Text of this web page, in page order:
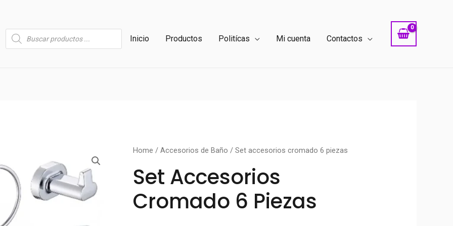
Búsqueda
de
productos
Inicio Productos Politícas Mi cuenta Contactos
Home /Accesorios de Baño / Set accesorios cromado 6 piezas
Set Accesorios
Cromado 6 Piezas
Set
cromado
6
piezas